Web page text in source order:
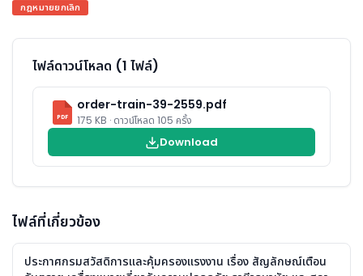
กฎหมายยกเลิก
ไฟล์ดาวน์โหลด (1 ไฟล์)
PDF
order-train-39-2559.pdf
175 KB · ดาวน์โหลด 105 ครั้ง
Download
ไฟล์ที่เกี่ยวข้อง
ประกาศกรมสวัสดิการและคุ้มครองแรงงาน เรื่อง สัญลักษณ์เตือน